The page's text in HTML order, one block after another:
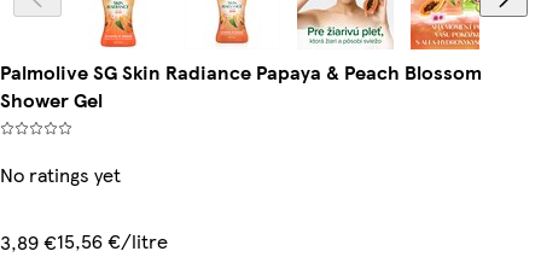
Palmolive SG Skin Radiance Papaya & Peach Blossom
Shower Gel
No ratings yet
3,89 €15,56 €/litre